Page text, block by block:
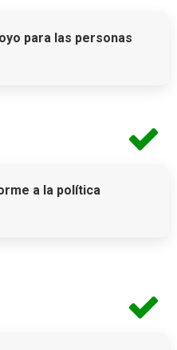
para las personas
a la política